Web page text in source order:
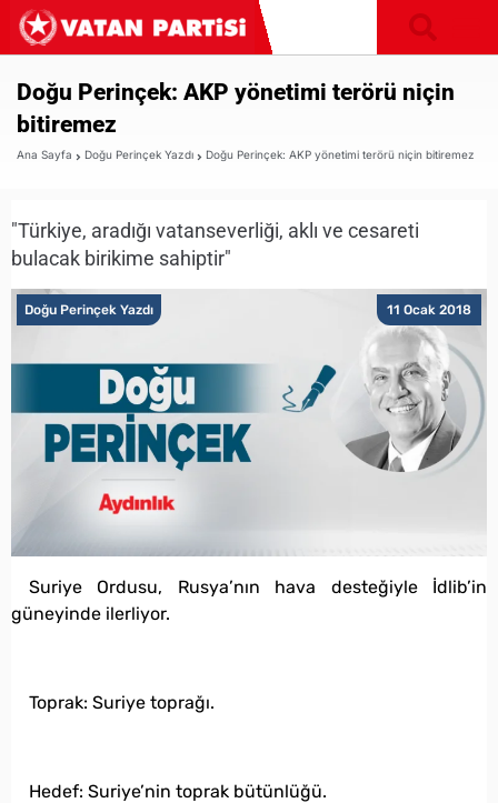
Doğu Perinçek: AKP yönetimi terörü niçin
bitiremez
Ana Sayfa Doğu Perinçek Yazdı Doğu Perinçek: AKP yönetimi terörü niçin bitiremez
"Türkiye, aradığı vatanseverliği, aklı ve cesareti
bulacak birikime sahiptir"
11 Ocak 2018
Doğu Perinçek Yazdı
Suriye Ordusu, Rusya’nın hava desteğiyle İdlib’in
güneyinde ilerliyor.
Toprak: Suriye toprağı.
Hedef: Suriye’nin toprak bütünlüğü.